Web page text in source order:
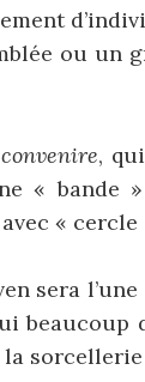
ou un
convenire,
« bande
« cercle
sera